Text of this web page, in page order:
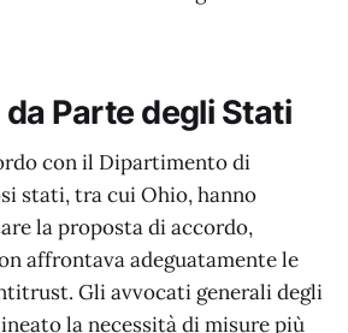
Parte degli Stati
con il Dipartimento di
stati, tra cui Ohio, hanno
la proposta di accordo,
affrontava adeguatamente le
Gli avvocati generali degli
la necessità di misure più